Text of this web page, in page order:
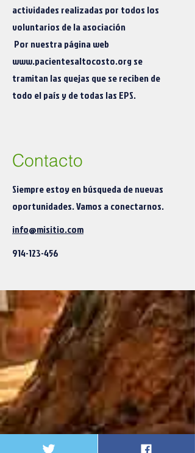
actividades realizadas por todos los
voluntarios de la asociación
Por nuestra página web
www.pacientesaltocosto.orgse
tramitan las quejas que se reciben de
todo el país y de todas las EPS.
Contacto
Siempre estoy en búsqueda de nuevas
oportunidades. Vamos a conectarnos.
info@misitio.com
914-123-456